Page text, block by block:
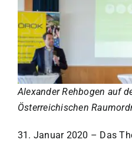
Alexander Rehbogen auf
Österreichischen
31. Januar 2020 – Das